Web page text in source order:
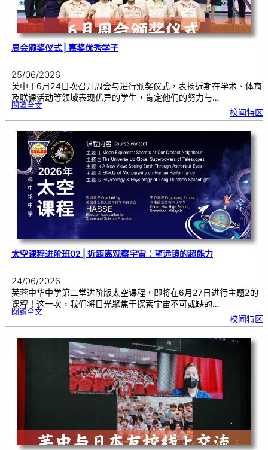
周会颁奖仪式 | 嘉奖优秀学子
25/06/2026
芙中于6月24日次召开周会与进行颁奖仪式，表扬近期在学术、体育
及联课活动等领域表现优异的学生，肯定他们的努力与…
閱讀全文:周
奖
式
|嘉
奖
优
秀
学
子
校闻特区
太空课程进阶班02 | 近距离观察宇宙：望远镜的超能力
24/06/2026
芙蓉中华中学第二堂进阶版太空课程，即将在6月27日进行主题2的
课程！这一次，我们将目光聚焦于探索宇宙不可或缺的…
閱讀全文:太
程
阶
班
校闻特区